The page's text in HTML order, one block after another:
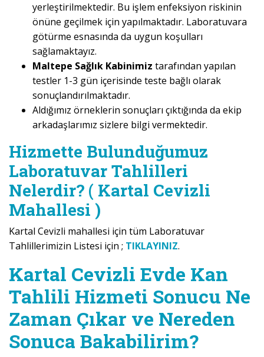
yerleştirilmektedir. Bu işlem enfeksiyon riskinin
önüne geçilmek için yapılmaktadır. Laboratuvara
götürme esnasında da uygun koşulları
sağlamaktayız.
Maltepe Sağlık Kabinimiz tarafından yapılan
testler 1-3 gün içerisinde teste bağlı olarak
sonuçlandırılmaktadır.
Aldığımız örneklerin sonuçları çıktığında da ekip
arkadaşlarımız sizlere bilgi vermektedir.
Hizmette Bulunduğumuz
Laboratuvar Tahlilleri
Nelerdir? ( Kartal Cevizli
Mahallesi )
Kartal Cevizli mahallesi için tüm Laboratuvar
Tahlillerimizin Listesi için ; TIKLAYINIZ.
Kartal Cevizli Evde Kan
Tahlili Hizmeti Sonucu Ne
Zaman Çıkar ve Nereden
Sonuca Bakabilirim?